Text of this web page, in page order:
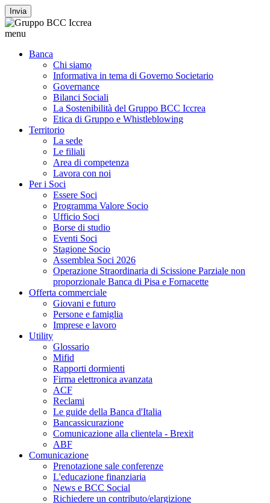
Invia
menu
Banca
Chi siamo
Informativa in tema di Governo Societario
Governance
Bilanci Sociali
La Sostenibilità del Gruppo BCC Iccrea
Etica di Gruppo e Whistleblowing
Territorio
La sede
Le filiali
Area di competenza
Lavora con noi
Per i Soci
Essere Soci
Programma Valore Socio
Ufficio Soci
Borse di studio
Eventi Soci
Stagione Socio
Assemblea Soci 2026
Operazione Straordinaria di Scissione Parziale non
proporzionale Banca di Pisa e Fornacette
Offerta commerciale
Giovani e futuro
Persone e famiglia
Imprese e lavoro
Utility
Glossario
Mifid
Rapporti dormienti
Firma elettronica avanzata
ACF
Reclami
Le guide della Banca d'Italia
Bancassicurazione
Comunicazione alla clientela - Brexit
ABF
Comunicazione
Prenotazione sale conferenze
L'educazione finanziaria
News e BCC Social
Richiedere un contributo/elargizione